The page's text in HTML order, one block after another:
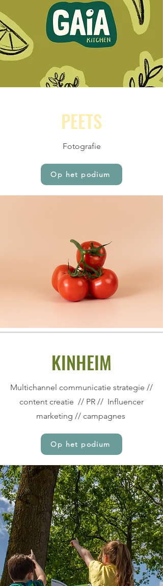
PEETS
Fotografie
Op het podium
KINHEIM
Multichannel communicatie strategie //
content creatie // PR // Influencer
marketing // campagnes
Op het podium